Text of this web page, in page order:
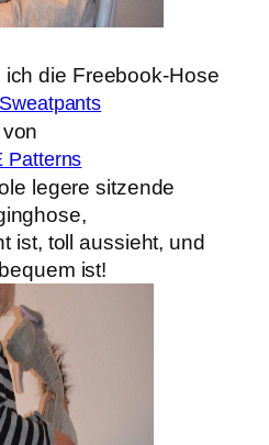
die Freebook-Hose
von
Patterns
legere sitzende
ist, toll aussieht, und
ist!